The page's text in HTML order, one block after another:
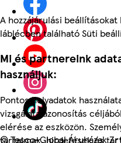
A hozzájárulási
láblécben található Süti
Mi és partnereink
használjuk:
Pontos helyadatok
vizsgálata azonosítás
elérése az eszközön.
tartalmak, hirdetések és
©Tesco-Global Áruházak